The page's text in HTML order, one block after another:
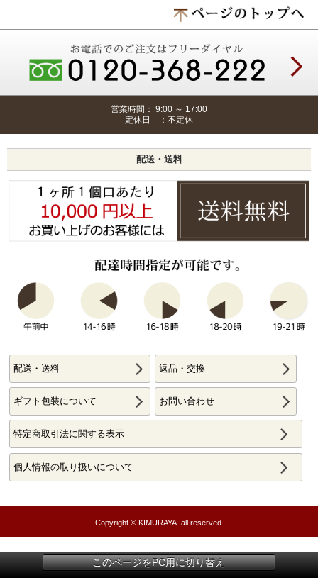
営業時間： 9:00 ～ 17:00
定休日 ：不定休
配送・送料
配送・送料 返品・交換
ギフト包装について お問い合わせ
特定商取引法に関する表示
個人情報の取り扱いについて
Copyright © KIMURAYA. all reserved.
このページをPC用に切り替え